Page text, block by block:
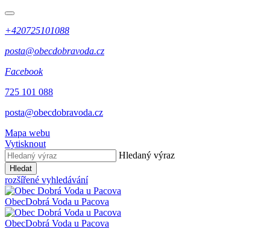
+420725101088
posta@obecdobravoda.cz
Facebook
725 101 088
posta@obecdobravoda.cz
Mapa webu
Vytisknout
Hledaný výraz
Hledat
rozšířené vyhledávání
ObecDobrá Voda u Pacova
ObecDobrá Voda u Pacova